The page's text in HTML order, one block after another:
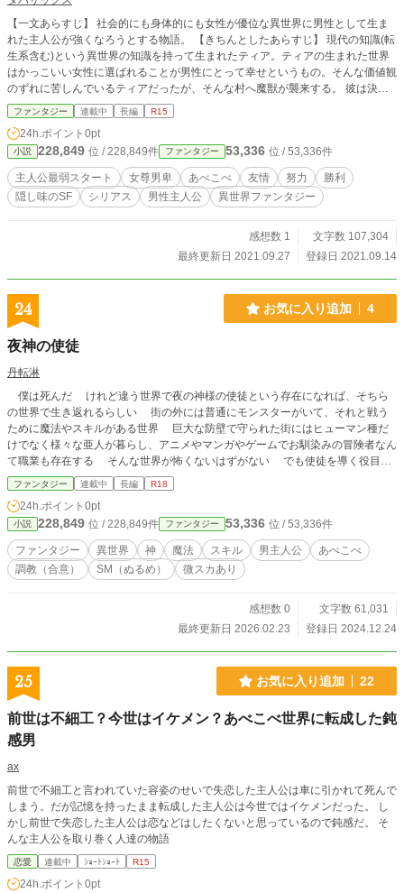
【一文あらすじ】 社会的にも身体的にも女性が優位な異世界に男性として生ま
れた主人公が強くなろうとする物語。 【きちんとしたあらすじ】 現代の知識(転
生系含む)という異世界の知識を持って生まれたティア。ティアの生まれた世界
はかっこいい女性に選ばれることが男性にとって幸せというもの。そんな価値観
のずれに苦しんでいるティアだったが、そんな村へ魔獣が襲来する。 彼は決意
する。 「俺は見知らぬ人に命を預けるくらいなら、自分が強くなった方が何倍
もマシだ！」 これは、最弱のティアが努力してあらがう物語。なお、強くなれ
ないと種馬にされて死ぬ模様。 ※この作品はカクヨム様、ハーメルン様、小説
家になろう様にも掲載しています。
ファンタジー 連載中 長編 R15
24h.ポイント 0pt
小説 228,849 位 / 228,849件 ファンタジー 53,336 位 / 53,336件
主人公最弱スタート 女尊男卑 あべこべ 友情 努力
勝利
隠し味のSF
シリアス 男性主人公 異世界ファンタジー
感想数 1
文字数 107,304
最終更新日 2021.09.27
登録日 2021.09.14
24 お気に入り追加 4
夜神の使徒
丹転淋
僕は死んだ けれど違う世界で夜の神様の使徒という存在になれば、そちら
の世界で生き返れるらしい 街の外には普通にモンスターがいて、それと戦う
ために魔法やスキルがある世界 巨大な防壁で守られた街にはヒューマン種だ
けでなく様々な亜人が暮らし、アニメやマンガやゲームでお馴染みの冒険者なん
て職業も存在する そんな世界が怖くないはずがない でも使徒を導く役目の
巫女さんの妹が病気で苦しんでいて使徒ならばそれを治せると言われたら、断れ
るはずもなかった 僕は生きる、生きてゆく 魔法のせいで男の人より女の人
の方が強いらしい不思議な世界で とりあえずの目標は巫女さんをクラスチェ
ンジするため、まるでエロゲのようにエッチな調教で支配度を上げる事らしい
ファンタジー 連載中 長編 R18
24h.ポイント 0pt
小説 228,849 位 / 228,849件 ファンタジー 53,336 位 / 53,336件
ファンタジー 異世界 神 魔法 スキル 男主人公
あべこべ
調教（合意）
SM（ぬるめ） 微スカあり
感想数 0
文字数 61,031
最終更新日 2026.02.23
登録日 2024.12.24
25 お気に入り追加 22
前世は不細工？今世はイケメン？あべこべ世界に転成した鈍
感男
ax
前世で不細工と言われていた容姿のせいで失恋した主人公は車に引かれて死んで
しまう。だが記憶を持ったまま転成した主人公は今世ではイケメンだった。 し
かし前世で失恋した主人公は恋などはしたくないと思っているので鈍感だ。 そ
んな主人公を取り巻く人達の物語
恋愛 連載中 ｼｮｰﾄｼｮｰﾄ R15
24h.ポイント 0pt